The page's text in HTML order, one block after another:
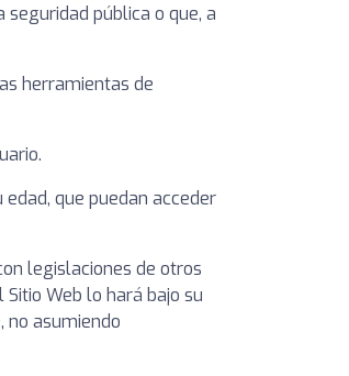
pública o que, a
herramientas de
que puedan acceder
legislaciones de otros
Web lo hará bajo su
no asumiendo